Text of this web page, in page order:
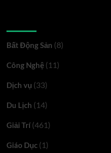
Bất Động Sản (8)
Công Nghệ(11)
Dịch vụ (33)
Du Lịch (14)
Giải Trí(461)
Giáo Dục(1)